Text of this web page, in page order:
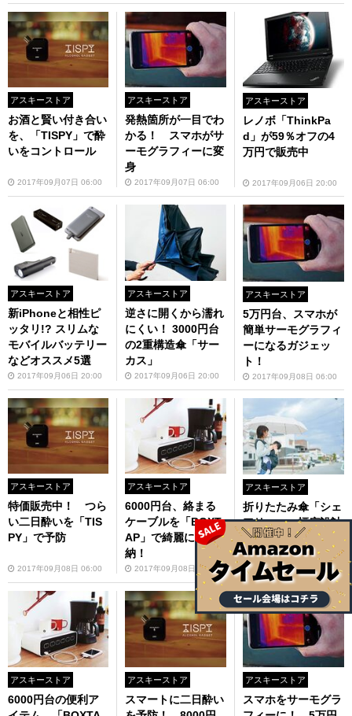
アスキーストア
お酒と賢い付き合い
を、「TISPY」で酔
いをコントロール
2017年09月07日 06:00
アスキーストア
発熱箇所が一目でわ
かる！ スマホがサ
ーモグラフィーに変
身
2017年09月07日 06:00
アスキーストア
レノボ「ThinkPa
d」が59％オフの4
万円で販売中
2017年09月06日 20:00
アスキーストア
新iPhoneと相性ピ
ッタリ!? スリムな
モバイルバッテリー
などオススメ5選
2017年09月06日 20:00
アスキーストア
逆さに開くから濡れ
にくい！ 3000円台
の2重構造傘「サー
カス」
2017年09月06日 20:00
アスキーストア
5万円台、スマホが
簡単サーモグラフィ
ーになるガジェッ
ト！
2017年09月08日 06:00
アスキーストア
特価販売中！ つら
い二日酔いを「TIS
PY」で予防
2017年09月08日 06:00
アスキーストア
6000円台、絡まる
ケーブルを「BOXT
AP」で綺麗に収
納！
2017年09月08日 06:00
アスキーストア
折りたたみ傘「シェ
アリー」、幅広設計
で肩も濡れにくい…
っ！
2017年09月08日 06:00
アスキーストア
6000円台の便利ア
アスキーストア
スマートに二日酔い
アスキーストア
スマホをサーモグラ